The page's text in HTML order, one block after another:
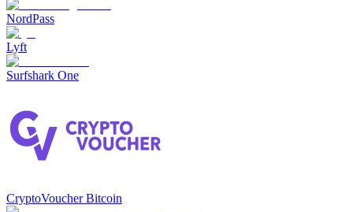
NordPass
Lyft
Surfshark One
CryptoVoucher Bitcoin